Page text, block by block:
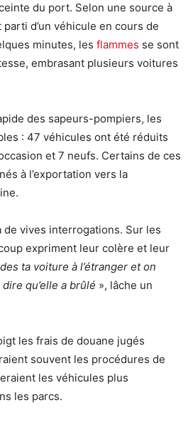
du port. Selon une source à
d’un véhicule en cours de
minutes, les flammes se sont
embrasant plusieurs voitures
des sapeurs-pompiers, les
: 47 véhicules ont été réduits
et 7 neufs. Certains de ces
à l’exportation vers la
vives interrogations. Sur les
expriment leur colère et leur
ta voiture à l’étranger et on
qu’elle a brûlé », lâche un
les frais de douane jugés
souvent les procédures de
les véhicules plus
les parcs.